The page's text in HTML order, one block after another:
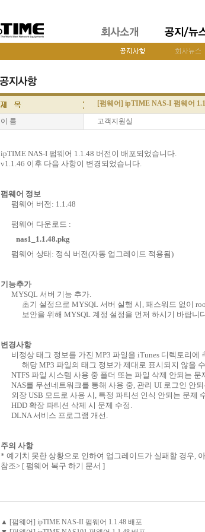
[펌웨어] ipTIME NAS-I 펌웨어
이 름 고객지원실
ipTIME NAS-I 펌웨어 1.1.48 버전이 배포되었습니다.
v1.1.46 이후 다음 사항이 변경되었습니다.
펌웨어 정보
펌웨어 버전: 1.1.48
펌웨어 다운로드 :
nas1_1.1.48.pkg
펌웨어 상태: 정식 버전(자동 업그레이드 적용됨)
기능추가
MYSQL 서버 기능 추가.
초기 설정으로 MYSQL 서버 실행 시, 패스워드 없이
보안을 위해 MYSQL 계정 설정을 먼저 하시기 바랍니
변경사항
비정상 태그 정보를 가진 MP3 파일을 iTunes 디렉토리
해당 MP3 파일의 태그 정보가 제대로 표시되지 않을
NTFS 파일 시스템 사용 중 폴더 또는 파일 삭제 안되는
NAS를 무선네트워크를 통해 사용 중, 관리 UI 로그인 안
외장 USB 모드로 사용 시, 특정 파티션 인식 안되는 문제
HDD 확장 파티션 삭제 시 문제 수정.
DLNA 서비스 프로그램 개선.
주의 사항
* 예기치 못한 상황으로 인하여 업그레이드가 실패할 경우,
참조> [ 펌웨어 복구 하기 문서 ]
▲ [펌웨어] ipTIME NAS-II 펌웨어 1.1.48 배포